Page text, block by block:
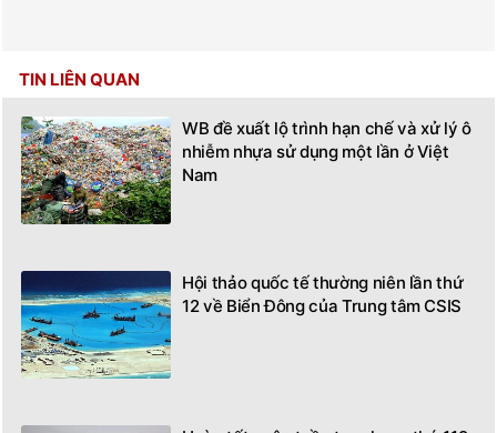
TIN LIÊN QUAN
WB đề xuất lộ trình hạn chế và xử lý ô
nhiễm nhựa sử dụng một lần ở Việt
Nam
Hội thảo quốc tế thường niên lần thứ
12 về Biển Đông của Trung tâm CSIS